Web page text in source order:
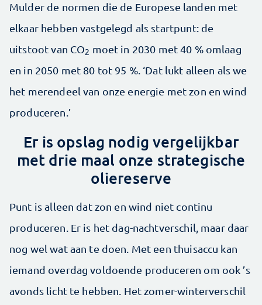
Mulder de normen die de Europese landen met
elkaar hebben vastgelegd als startpunt: de
uitstoot van CO2 moet in 2030 met 40 % omlaag
en in 2050 met 80 tot 95 %. ‘Dat lukt alleen als we
het merendeel van onze energie met zon en wind
produceren.’
Er is opslag nodig vergelijkbar
met drie maal onze strategische
oliereserve
Punt is alleen dat zon en wind niet continu
produceren. Er is het dag-nachtverschil, maar daar
nog wel wat aan te doen. Met een thuisaccu kan
iemand overdag voldoende produceren om ook ’s
avonds licht te hebben. Het zomer-winterverschil